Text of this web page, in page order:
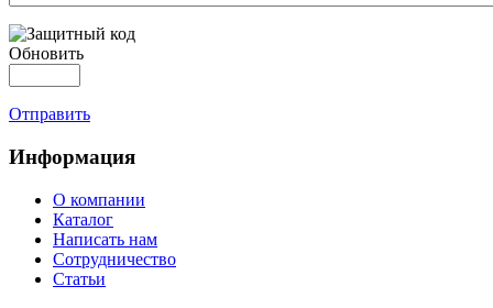
Обновить
Отправить
Информация
О компании
Каталог
Написать нам
Сотрудничество
Статьи